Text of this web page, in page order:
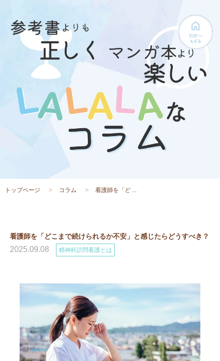
トップページ コラム 看護師を「ど ...
看護師を「どこまで続けられるか不安」と感じたらどうすべき？
2025.09.08 精神科訪問看護とは